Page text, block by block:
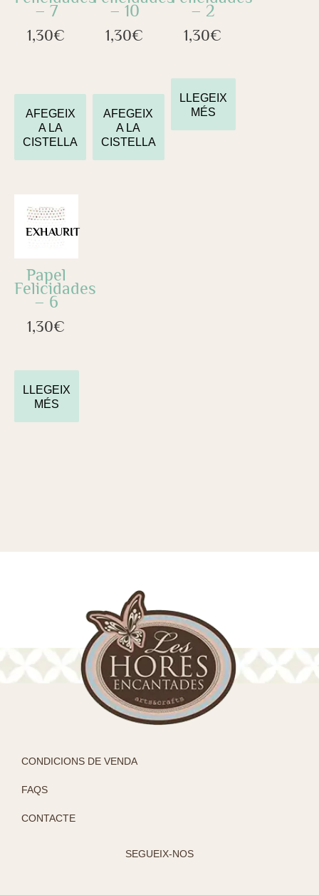
– 7
1,30€
AFEGEIX
A LA
CISTELLA
– 10
1,30€
AFEGEIX
A LA
CISTELLA
– 2
1,30€
LLEGEIX
MÉS
EXHAURIT
Papel
Felicidades
– 6
1,30€
LLEGEIX
MÉS
CONDICIONS DE VENDA
FAQS
CONTACTE
SEGUEIX-NOS